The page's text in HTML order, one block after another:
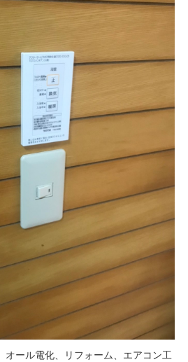
オール電化、リフォーム、エアコン工